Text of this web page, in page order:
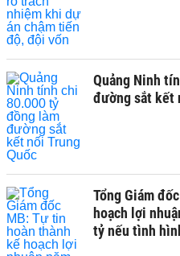
Quảng Ninh
đường sắt kết
Tổng Giám
hoạch lợi
tỷ nếu tình